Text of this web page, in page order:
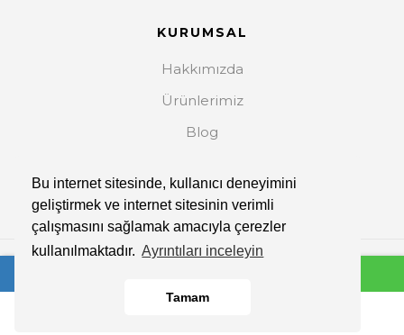
Bu internet sitesinde, kullanıcı deneyimini
geliştirmek ve internet sitesinin verimli
çalışmasını sağlamak amacıyla çerezler
kullanılmaktadır. Ayrıntıları inceleyin
Tamam
KURUMSAL
Hakkımızda
Ürünlerimiz
Blog